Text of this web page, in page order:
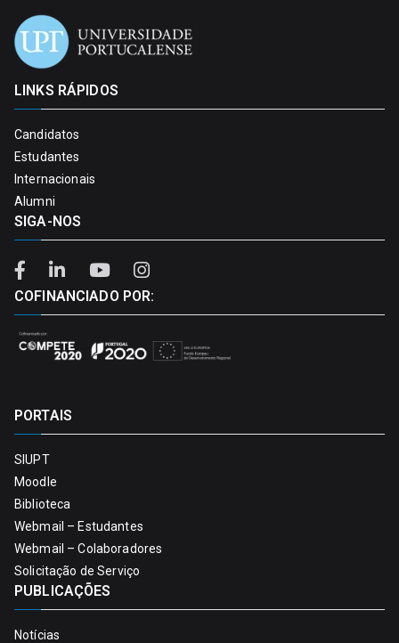
LINKS RÁPIDOS
Candidatos
Estudantes
Internacionais
Alumni
SIGA-NOS
COFINANCIADO POR:
PORTAIS
SIUPT
Moodle
Biblioteca
Webmail – Estudantes
Webmail – Colaboradores
Solicitação de Serviço
PUBLICAÇÕES
Notícias